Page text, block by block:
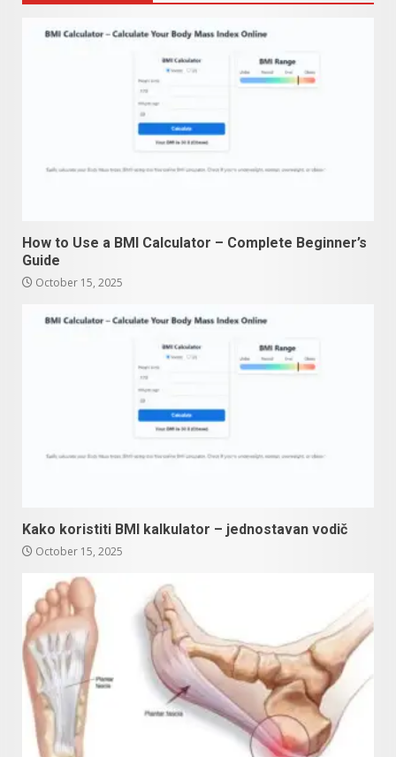
How to Use a BMI Calculator – Complete Beginner’s
Guide
October 15, 2025
Kako koristiti BMI kalkulator – jednostavan vodič
October 15, 2025